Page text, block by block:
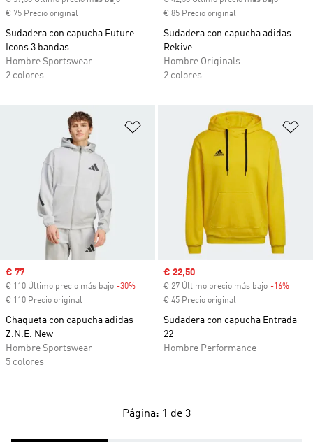
€ 75 Precio original
Sudadera con capucha Future
Icons 3 bandas
Hombre Sportswear
2 colores
€ 85 Precio original
Sudadera con capucha adidas
Rekive
Hombre Originals
2 colores
Añadir a la lista de deseos
Precio de venta
€ 77
€ 110 Último precio más bajo -30% Descuento
€ 110 Precio original
Chaqueta con capucha adidas
Z.N.E. New
Hombre Sportswear
5 colores
Precio de venta
€ 22,50
€ 27 Último precio más bajo -16%
€ 45 Precio original
Sudadera con capucha Entrada
22
Hombre Performance
Página: 1 de 3